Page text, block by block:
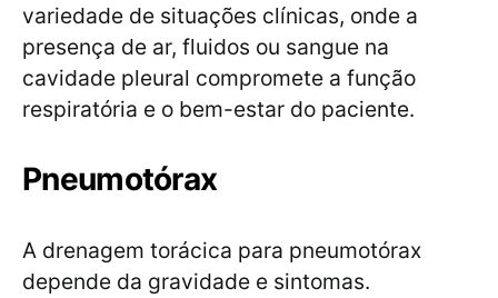
variedade de situações clínicas, onde a
presença de ar, fluidos ou sangue na
cavidade pleural compromete a função
respiratória e o bem-estar do paciente.
Pneumotórax
A drenagem torácica para pneumotórax
depende da gravidade e sintomas.